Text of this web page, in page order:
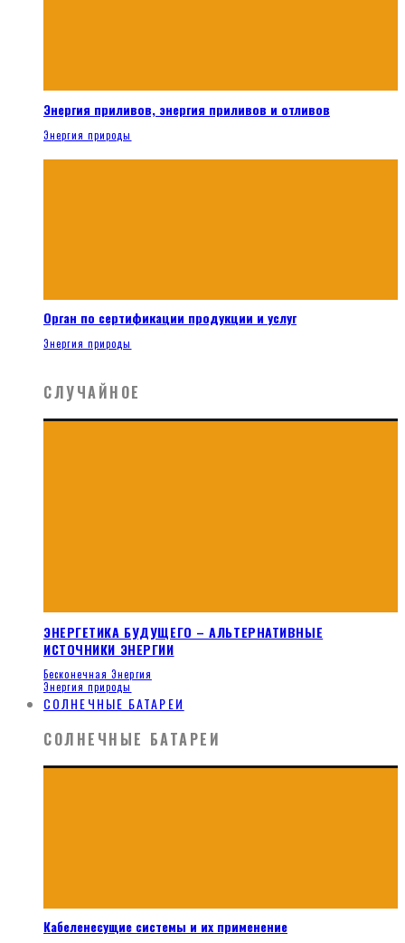
Энергия приливов, энергия приливов и отливов
Энергия природы
Орган по сертификации продукции и услуг
Энергия природы
СЛУЧАЙНОЕ
ЭНЕРГЕТИКА БУДУЩЕГО – АЛЬТЕРНАТИВНЫЕ
ИСТОЧНИКИ ЭНЕРГИИ
Бесконечная Энергия
Энергия природы
СОЛНЕЧНЫЕ БАТАРЕИ
СОЛНЕЧНЫЕ БАТАРЕИ
Кабеленесущие системы и их применение